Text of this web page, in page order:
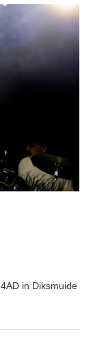
in Diksmuide